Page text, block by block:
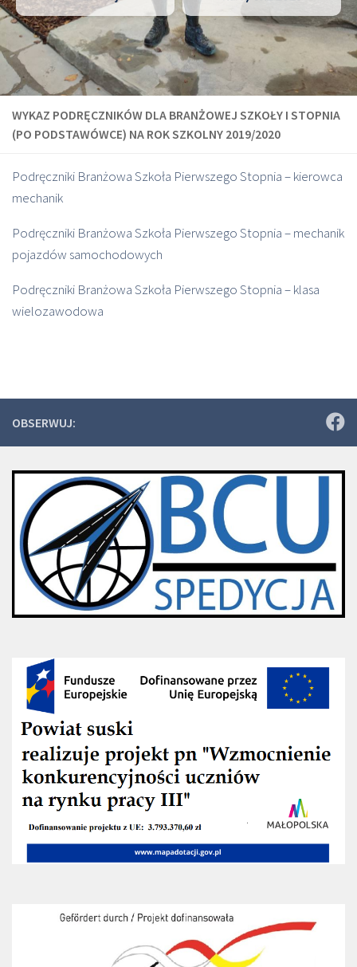
WYKAZ PODRĘCZNIKÓW DLA BRANŻOWEJ SZKOŁY I STOPNIA
(PO PODSTAWÓWCE) NA ROK SZKOLNY 2019/2020
Podręczniki Branżowa Szkoła Pierwszego Stopnia – kierowca
mechanik
Podręczniki Branżowa Szkoła Pierwszego Stopnia – mechanik
pojazdów samochodowych
Podręczniki Branżowa Szkoła Pierwszego Stopnia – klasa
wielozawodowa
OBSERWUJ: